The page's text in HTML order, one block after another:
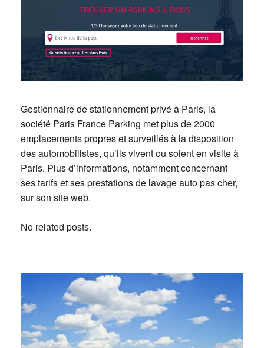
Gestionnaire de stationnement privé à Paris, la
société Paris France Parking met plus de 2000
emplacements propres et surveillés à la disposition
des automobilistes, qu’ils vivent ou soient en visite à
Paris. Plus d’informations, notamment concernant
ses tarifs et ses prestations de lavage auto pas cher,
sur son site web.
No related posts.